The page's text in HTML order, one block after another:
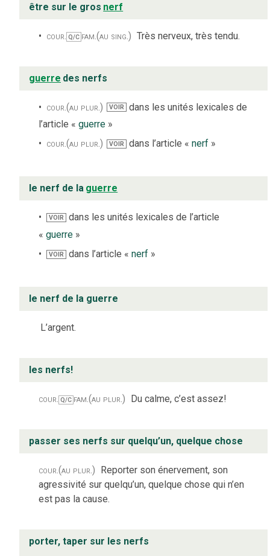
être sur le gros nerf
cour. Q/C fam.(au sing.) Très nerveux, très tendu.
guerre des nerfs
cour. (au plur.) VOIR
dans les unités lexicales de
l’article « guerre »
cour.(au plur.) VOIR dans l’article « nerf »
le nerf de la guerre
VOIR
dans les unités lexicales de l’article
« guerre »
VOIR dans l’article «nerf »
le nerf de la guerre
L’argent.
les nerfs!
cour. Q/C fam.(au plur.) Du calme, c’est assez!
passer ses nerfs sur quelqu’un, quelque chose
cour.(au plur.)
Reporter son énervement, son
agressivité sur quelqu’un, quelque chose qui n’en
est pas la cause.
porter, taper sur les nerfs